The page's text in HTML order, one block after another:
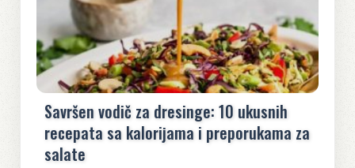
Savršen vodič za dresinge: 10 ukusnih
recepata sa kalorijama i preporukama za
salate